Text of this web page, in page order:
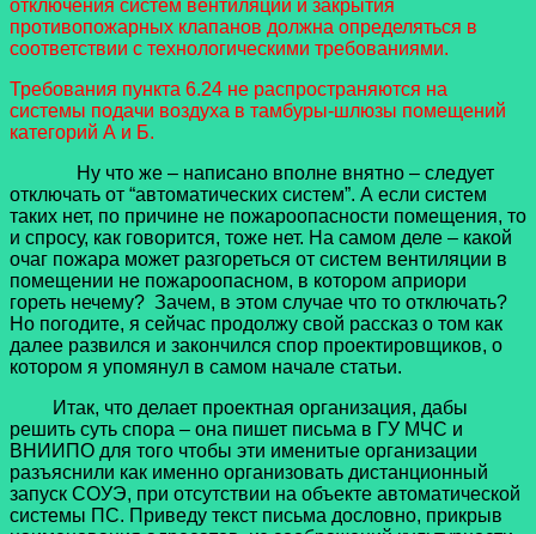
отключения систем вентиляции и закрытия
противопожарных клапанов должна определяться в
соответствии с технологическими требованиями.
Требования пункта 6.24 не распространяются на
системы подачи воздуха в тамбуры-шлюзы помещений
категорий А и Б.
Ну что же – написано вполне внятно – следует
отключать от “автоматических систем”. А если систем
таких нет, по причине не пожароопасности помещения, то
и спросу, как говорится, тоже нет. На самом деле – какой
очаг пожара может разгореться от систем вентиляции в
помещении не пожароопасном, в котором априори
гореть нечему? Зачем, в этом случае что то отключать?
Но погодите, я сейчас продолжу свой рассказ о том как
далее развился и закончился спор проектировщиков, о
котором я упомянул в самом начале статьи.
Итак, что делает проектная организация, дабы
решить суть спора – она пишет письма в ГУ МЧС и
ВНИИПО для того чтобы эти именитые организации
разъяснили как именно организовать дистанционный
запуск СОУЭ, при отсутствии на объекте автоматической
системы ПС. Приведу текст письма дословно, прикрыв